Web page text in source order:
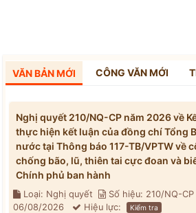
VĂN BẢN MỚI CÔNG VĂN MỚI
Nghị quyết 210/NQ-CP năm 2026 về
thực hiện kết luận của đồng chí Tổng
nước tại Thông báo 117-TB/VPTW về
chống bão, lũ, thiên tai cực đoan và
Chính phủ ban hành
Loại: Nghị quyết Số hiệu: 210/NQ-CP
06/08/2026
Hiệu lực: Kiểm tra